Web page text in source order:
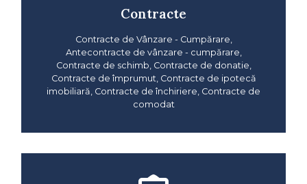
Contracte
Contracte de Vânzare - Cumpărare,
Antecontracte de vânzare - cumpărare,
Contracte de schimb, Contracte de donatie,
Contracte de împrumut, Contracte de ipotecă
imobiliară, Contracte de închiriere, Contracte de
comodat